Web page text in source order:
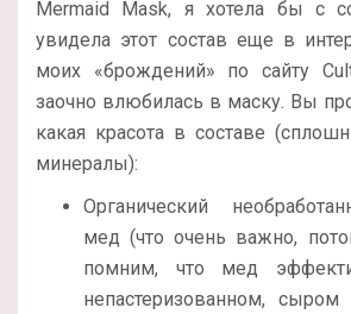
Mermaid Mask, я хотела бы с
увидела этот состав еще в
моих «брождений» по сайту
заочно влюбилась в маску. Вы
какая красота в составе
минералы):
Органический
мед (что очень важно,
помним, что мед
непастеризованном,